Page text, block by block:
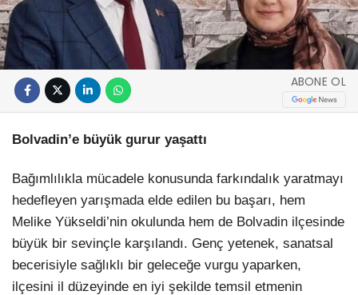
ABONE OL
Bolvadin’e büyük gurur yaşattı
Bağımlılıkla mücadele konusunda farkındalık yaratmayı
hedefleyen yarışmada elde edilen bu başarı, hem
Melike Yükseldi’nin okulunda hem de Bolvadin ilçesinde
büyük bir sevinçle karşılandı. Genç yetenek, sanatsal
becerisiyle sağlıklı bir geleceğe vurgu yaparken,
ilçesini il düzeyinde en iyi şekilde temsil etmenin